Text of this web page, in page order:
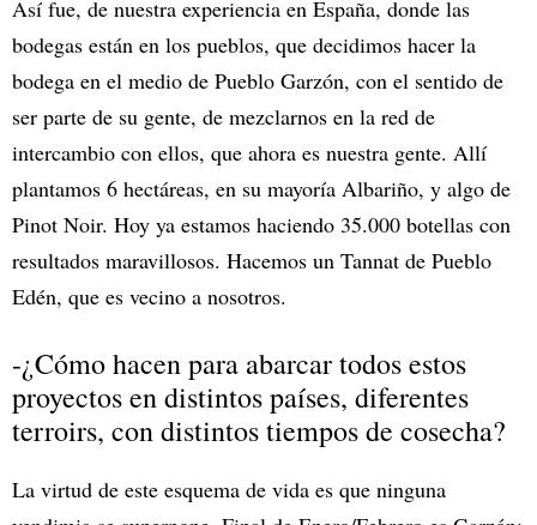
Así fue, de nuestra experiencia en España, donde las
bodegas están en los pueblos, que decidimos hacer la
bodega en el medio de Pueblo Garzón, con el sentido de
ser parte de su gente, de mezclarnos en la red de
intercambio con ellos, que ahora es nuestra gente. Allí
plantamos 6 hectáreas, en su mayoría Albariño, y algo de
Pinot Noir. Hoy ya estamos haciendo 35.000 botellas con
resultados maravillosos. Hacemos un Tannat de Pueblo
Edén, que es vecino a nosotros.
-¿Cómo hacen para abarcar todos estos
proyectos en distintos países, diferentes
terroirs, con distintos tiempos de cosecha?
La virtud de este esquema de vida es que ninguna